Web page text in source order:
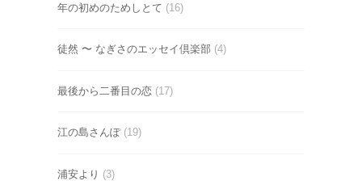
年の初めのためしとて (16)
徒然 〜 なぎさのエッセイ倶楽部 (4)
最後から二番目の恋 (17)
江の島さんぽ(19)
浦安より (3)